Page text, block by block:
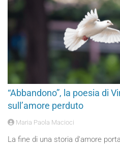
“Abbandono”, la poesia di
sull’amore perduto
Maria Paola Macioci
La fine di una storia d’amore